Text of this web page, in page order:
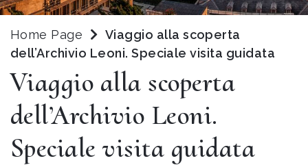
Home Page
Viaggio alla scoperta
dell’Archivio Leoni. Speciale visita guidata
Viaggio alla scoperta
dell’Archivio Leoni.
Speciale visita guidata